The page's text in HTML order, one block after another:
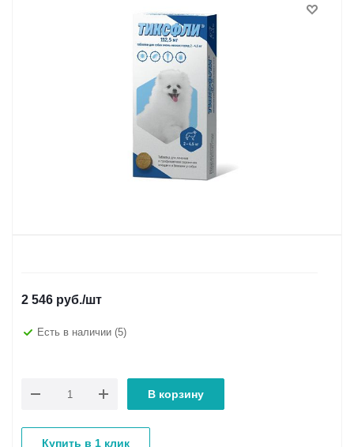
2 546 руб./шт
Есть в наличии (5)
В корзину
Купить в 1 клик